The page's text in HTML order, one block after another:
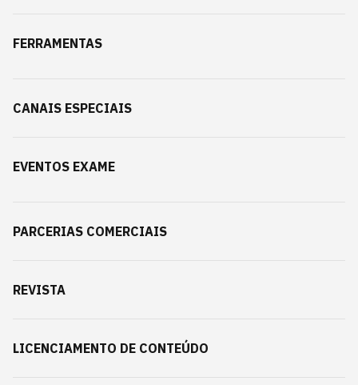
FERRAMENTAS
CANAIS ESPECIAIS
EVENTOS EXAME
PARCERIAS COMERCIAIS
REVISTA
LICENCIAMENTO DE CONTEÚDO